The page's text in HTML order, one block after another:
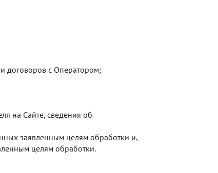
договоров с Оператором;
на Сайте, сведения об
заявленным целям обработки и,
целям обработки.